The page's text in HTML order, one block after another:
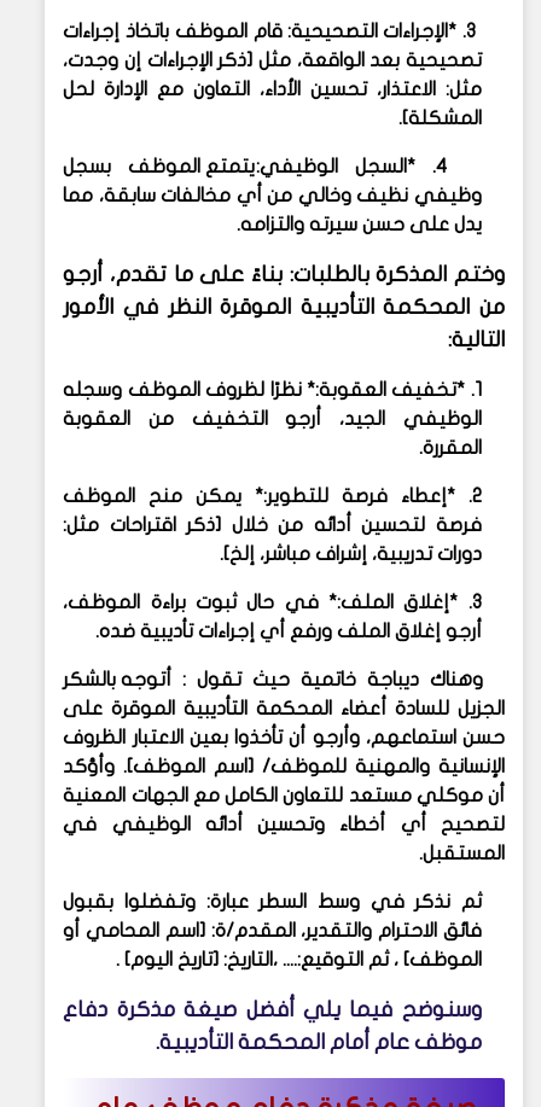
3. *الإجراءات التصحيحية:
قام الموظف باتخاذ إجراءات
تصحيحية بعد الواقعة، مثل [ذكر الإجراءات إن وجدت،
مثل: الاعتذار، تحسين الأداء، التعاون مع الإدارة لحل
المشكلة].
4. *السجل الوظيفي:
يتمتع الموظف بسجل
وظيفي نظيف وخالي من أي مخالفات سابقة، مما
يدل على حسن سيرته والتزامه.
وختم المذكرة بالطلبات: بناءً على ما تقدم، أرجو
من المحكمة التأديبية الموقرة النظر في الأمور
التالية:
1. *تخفيف العقوبة:* نظرًا لظروف الموظف وسجله
الوظيفي الجيد، أرجو التخفيف من العقوبة
المقررة.
2. *إعطاء فرصة للتطوير:* يمكن منح الموظف
فرصة لتحسين أدائه من خلال [ذكر اقتراحات مثل:
دورات تدريبية، إشراف مباشر، إلخ].
3. *إغلاق الملف:* في حال ثبوت براءة الموظف،
أرجو إغلاق الملف ورفع أي إجراءات تأديبية ضده.
وهناك ديباجة خاتمية حيث تقول :
أتوجه بالشكر
الجزيل للسادة أعضاء المحكمة التأديبية الموقرة على
حسن استماعهم، وأرجو أن تأخذوا بعين الاعتبار الظروف
الإنسانية والمهنية للموظف/ [اسم الموظف]. وأؤكد
أن موكلي مستعد للتعاون الكامل مع الجهات المعنية
لتصحيح أي أخطاء وتحسين أدائه الوظيفي في
المستقبل.
ثم نذكر في وسط السطر عبارة: وتفضلوا بقبول
فائق الاحترام والتقدير، المقدم/ة: [اسم المحامي أو
الموظف] ، ثم التوقيع:.... ، التاريخ: [تاريخ اليوم] .
وسنوضح فيما يلي أفضل صيغةمذكرة دفاع
موظف عام أمام المحكمة التأديبية.